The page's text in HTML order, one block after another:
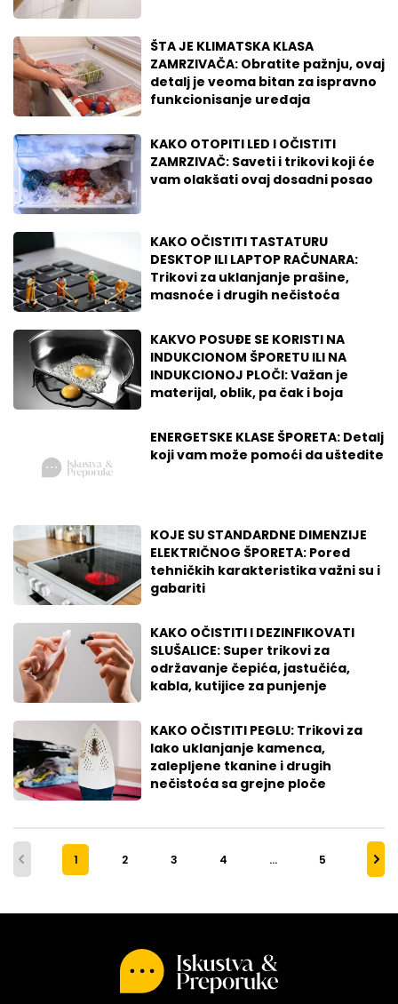
ŠTA JE KLIMATSKA KLASA
ZAMRZIVAČA: Obratite pažnju, ovaj
detalj je veoma bitan za ispravno
funkcionisanje uređaja
KAKO OTOPITI LED I OČISTITI
ZAMRZIVAČ: Saveti i trikovi koji će
vam olakšati ovaj dosadni posao
KAKO OČISTITI TASTATURU
DESKTOP ILI LAPTOP RAČUNARA:
Trikovi za uklanjanje prašine,
masnoće i drugih nečistoća
KAKVO POSUĐE SE KORISTI NA
INDUKCIONOM ŠPORETU ILI NA
INDUKCIONOJ PLOČI: Važan je
materijal, oblik, pa čak i boja
ENERGETSKE KLASE ŠPORETA: Detalj
koji vam može pomoći da uštedite
KOJE SU STANDARDNE DIMENZIJE
ELEKTRIČNOG ŠPORETA: Pored
tehničkih karakteristika važni su i
gabariti
KAKO OČISTITI I DEZINFIKOVATI
SLUŠALICE: Super trikovi za
održavanje čepića, jastučića,
kabla, kutijice za punjenje
KAKO OČISTITI PEGLU: Trikovi za
lako uklanjanje kamenca,
zalepljene tkanine i drugih
nečistoća sa grejne ploče
1 2 3 4 … 5